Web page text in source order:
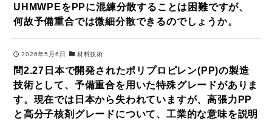
UHMWPEをPPに混練分散することは困難ですが、
何故予備重合では微細分散できるのでしょうか。
2026年5月6日 材料技術
問2.27日本で開発されたポリプロピレン(PP)の製造
技術として、予備重合を用いた特殊グレードがありま
す。現在では日本から失われていますが、高張力PP
と高分子核剤グレードについて、工業的な意味を説明